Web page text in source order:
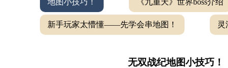
地图小技巧！ 《九重天》世界boss介绍
新手玩家太懵懂——先学会串地图！ 灵
无双战纪地图小技巧！